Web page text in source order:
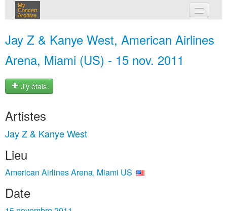
My
Concert
Archive
Jay Z & Kanye West, American Airlines
Arena, Miami (US) - 15 nov. 2011
J'y étais
Artistes
Jay Z & Kanye West
Lieu
American Airlines Arena, Miami US
Date